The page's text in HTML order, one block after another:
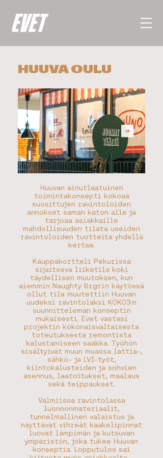
HUUVA OULU
Huuvan ainutlaatuinen
toimintakonsepti kokoaa
suosittujen ravintoloiden
annokset saman katon alle ja
tarjoaa asiakkaille
mahdollisuuden tilata useiden
ravintoloiden tuotteita yhdellä
kertaa.
Kauppakortteli Pekurissa
sijaitseva liiketila koki
täydellisen muutoksen, kun
aiemmin Naughty Brgrin käytössä
ollut tila muutettiin Huuvan
uudeksi ravintolaksi KOKO3:n
suunnitteleman konseptin
mukaisesti. Evet vastasi
projektin kokonaisvaltaisesta
toteutuksesta remontista
kalustamiseen saakka. Työhön
sisältyivät muun muassa lattia-,
sähkö- ja LVI-työt,
kiintokalusteiden ja sohvien
asennus, laatoitukset, maalaus
sekä teippaukset.
Valmiissa ravintolassa
luonnonmateriaalit,
tunnelmallinen valaistus ja
näyttävät vihreät kaakelipinnat
luovat lämpimän ja kutsuvan
ympäristön, joka tukee Huuvan
konseptia. Lopputulos sai